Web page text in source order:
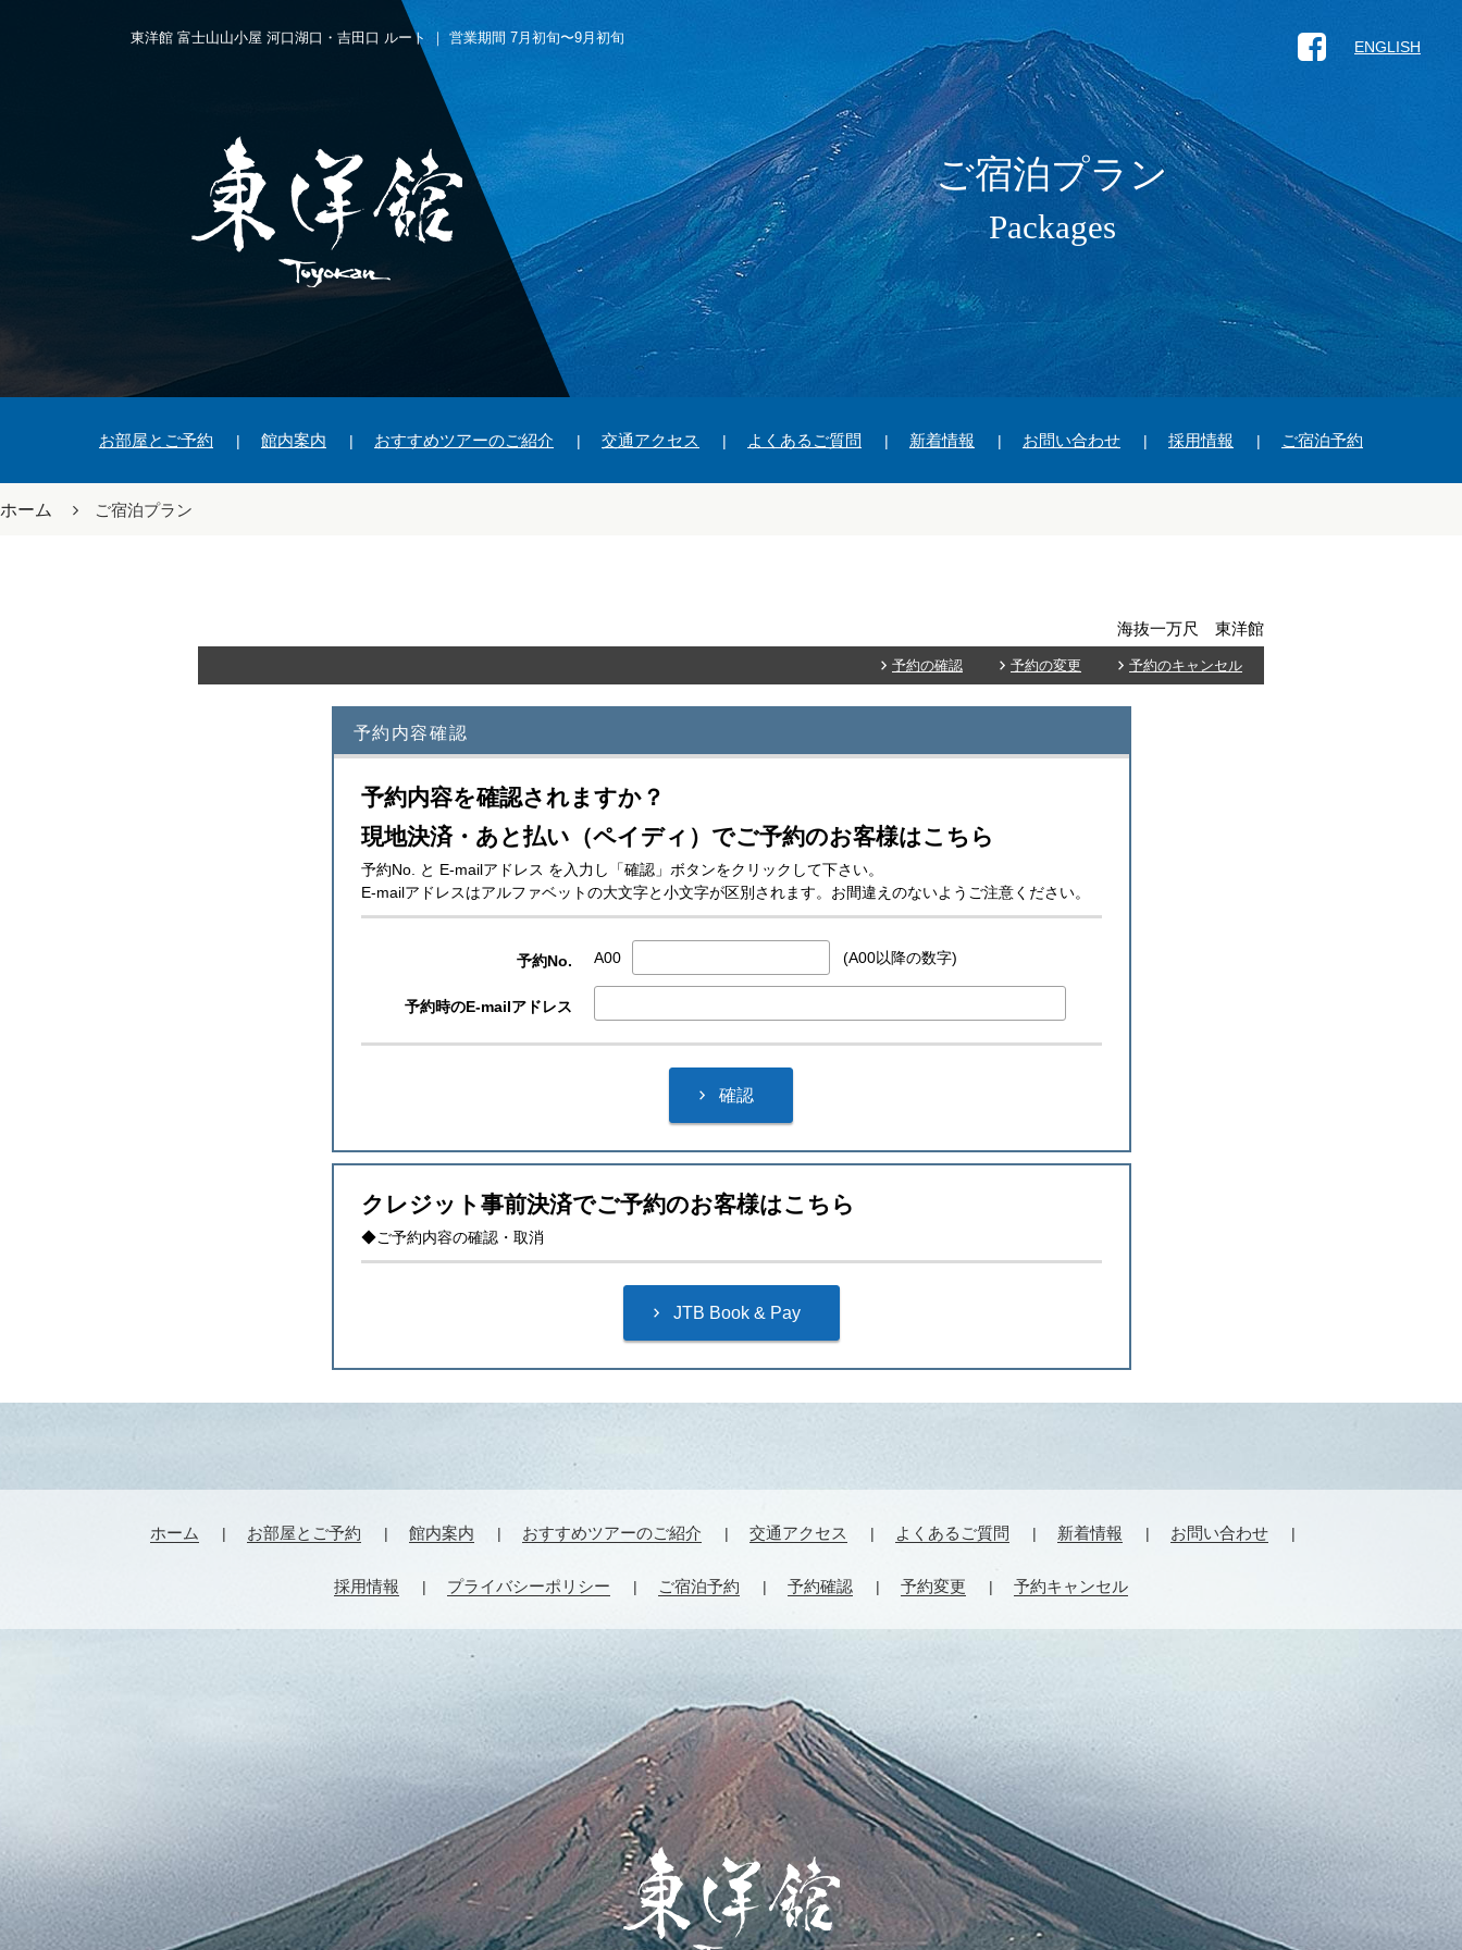
東洋館 富士山山小屋 河口湖口・吉田口 ルート ｜ 営業期間 7月初旬〜9月初旬
ENGLISH
ご宿泊プラン
Packages
お部屋とご予約 館内案内 おすすめツアーのご紹介 交通アクセス よくあるご質問 新着情報 お問い合わせ 採用情報 ご宿泊予約
ホーム ご宿泊プラン
海抜一万尺 東洋館
予約の確認 予約の変更 予約のキャンセル
予約内容確認
予約内容を確認されますか？
現地決済・あと払い（ペイディ）でご予約のお客様はこちら
予約No. と E-mailアドレス を入力し「確認」ボタンをクリックして下さい。
E-mailアドレスはアルファベットの大文字と小文字が区別されます。お間違えのないようご注意ください。
予約No. A00 (A00以降の数字)
予約時のE-mailアドレス
クレジット事前決済でご予約のお客様はこちら
◆ご予約内容の確認・取消
ホーム お部屋とご予約 館内案内 おすすめツアーのご紹介 交通アクセス よくあるご質問 新着情報 お問い合わせ
採用情報 プライバシーポリシー ご宿泊予約 予約確認 予約変更 予約キャンセル